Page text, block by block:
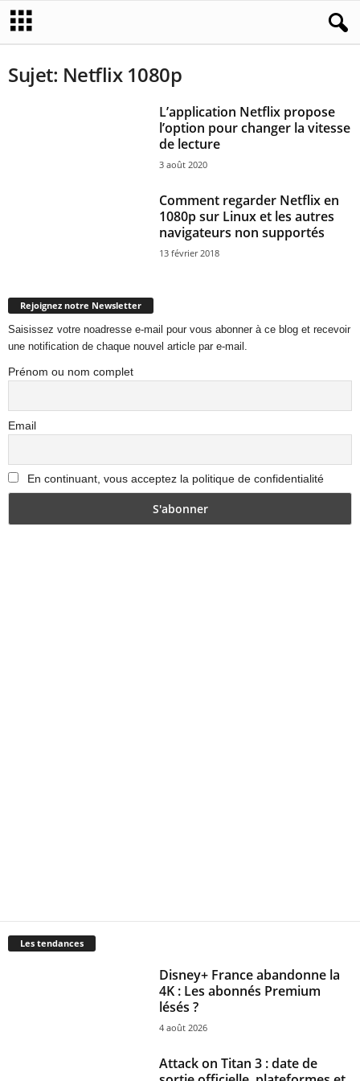
Sujet: Netflix 1080p
L’application Netflix propose
l’option pour changer la vitesse
de lecture
3 août 2020
Comment regarder Netflix en
1080p sur Linux et les autres
navigateurs non supportés
13 février 2018
Rejoignez notre Newsletter
Saisissez votre noadresse e-mail pour vous abonner à ce blog et recevoir
une notification de chaque nouvel article par e-mail.
Prénom ou nom complet
Email
En continuant, vous acceptez la politique de confidentialité
Les tendances
Disney+ France abandonne la
4K : Les abonnés Premium
lésés ?
4 août 2026
Attack on Titan 3 : date de